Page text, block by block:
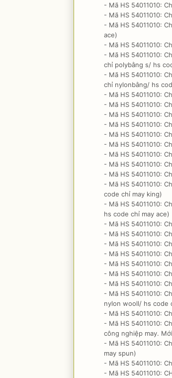
- Mã HS 54011010:
- Mã HS 54011010:
- Mã HS 54011010:
ace)
- Mã HS 54011010:
- Mã HS 54011010:
chỉ polybằng s/ hs
- Mã HS 54011010:
chỉ nylonbằng/ hs
- Mã HS 54011010:
- Mã HS 54011010:
- Mã HS 54011010:
- Mã HS 54011010:
- Mã HS 54011010:
- Mã HS 54011010:
- Mã HS 54011010:
- Mã HS 54011010:
- Mã HS 54011010:
- Mã HS 54011010:
code chỉ may king)
- Mã HS 54011010:
hs code chỉ may ace)
- Mã HS 54011010:
- Mã HS 54011010:
- Mã HS 54011010:
- Mã HS 54011010:
- Mã HS 54011010:
- Mã HS 54011010:
- Mã HS 54011010:
- Mã HS 54011010:
nylon wooll/ hs code
- Mã HS 54011010:
- Mã HS 54011010:
công nghiệp may.
- Mã HS 54011010:
may spun)
- Mã HS 54011010:
- Mã HS 54011010: